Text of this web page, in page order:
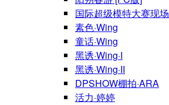
国际超级模特大赛现场
素色·Wing
童话·Wing
黑诱·Wing·I
黑诱·Wing·II
DPSHOW棚拍·ARA
活力·婷婷